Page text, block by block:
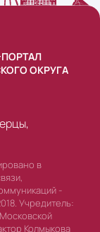
ОКРУГА
в
-
Учредитель:
Колмыкова